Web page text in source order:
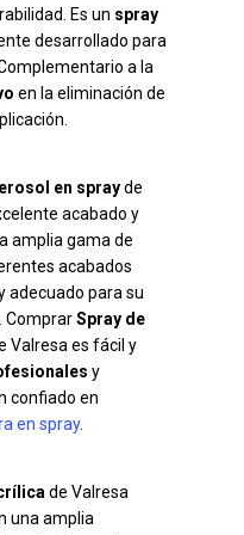
Es un spray
desarrollado para
a la
en la eliminación de
en sprayde
acabado y
amplia gama de
acabados
adecuado para su
ComprarSpray de
Valresa es fácil y
y
confiado en
en spray.
de Valresa
una amplia